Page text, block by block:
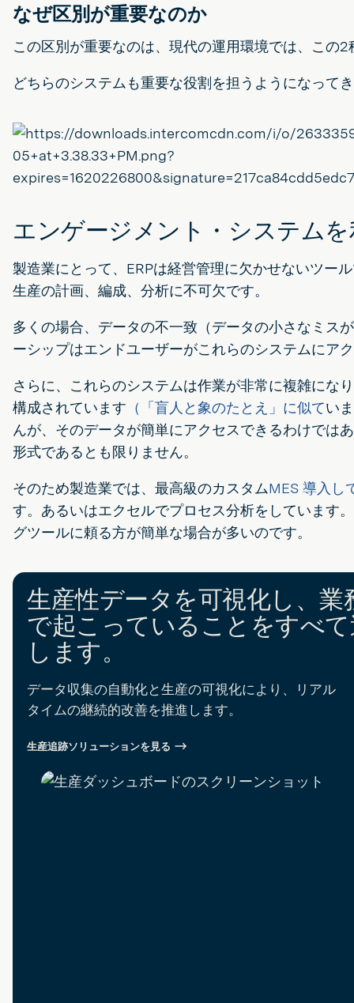
なぜ区別が重要なのか
この区別が重要なのは、現代の運用環境では、この
どちらのシステムも重要な役割を担うようになって
エンゲージメント・システム
製造業にとって、ERPは経営管理に欠かせないツー
生産の計画、編成、分析に不可欠です。
多くの場合、データの不一致（データの小さなミス
ーシップはエンドユーザーがこれらのシステムにア
さらに、これらのシステムは作業が非常に複雑にな
構成されています （「盲人と象のたとえ」に似てい
んが、そのデータが簡単にアクセスできるわけでは
形式であるとも限りません。
そのため製造業では、最高級のカスタムMES 導入し
す。あるいはエクセルでプロセス分析をしています
グツールに頼る方が簡単な場合が多いのです。
生産性データを可視化し、業
で起こっていることをすべ
します。
データ収集の自動化と生産の可視化により、リアル
タイムの継続的改善を推進します。
生産追跡ソリューションを見る